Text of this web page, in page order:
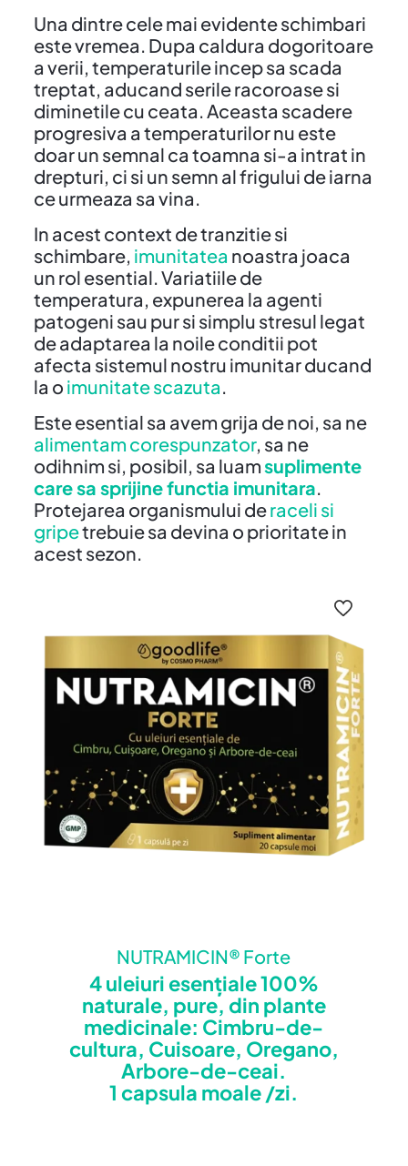
Una dintre cele mai evidente schimbari
este vremea. Dupa caldura dogoritoare
a verii, temperaturile incep sa scada
treptat, aducand serile racoroase si
diminetile cu ceata. Aceasta scadere
progresiva a temperaturilor nu este
doar un semnal ca toamna si-a intrat in
drepturi, ci si un semn al frigului de iarna
ce urmeaza sa vina.
In acest context de tranzitie si
schimbare, imunitatea noastra joaca
un rol esential. Variatiile de
temperatura, expunerea la agenti
patogeni sau pur si simplu stresul legat
de adaptarea la noile conditii pot
afecta sistemul nostru imunitar ducand
la o imunitate scazuta.
Este esential sa avem grija de noi, sa ne
alimentam corespunzator, sa ne
odihnim si, posibil, sa luamsuplimente
care sa sprijine functia imunitara.
Protejarea organismului deraceli si
gripetrebuie sa devina o prioritate in
acest sezon.
NUTRAMICIN® Forte
4 uleiuri esențiale 100%
naturale, pure, din plante
medicinale: Cimbru-de-
cultura, Cuisoare, Oregano,
Arbore-de-ceai.
1 capsula moale /zi.